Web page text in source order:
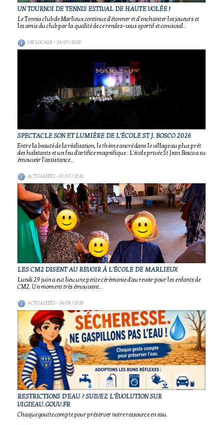
UN TOURNOI DE TENNIS ESTIVAL DE HAUTE VOLÉE !
Le Tennis club de Marlieux continue d'étonner et d'enchanter les joueurs et
les amis du club par la qualité de ce rendez-vous sportif et convivial..
VIE LOCALE- 24/07/2026
SPECTACLE SON ET LUMIÈRE DE L'ÉCOLE ST J. BOSCO 2026
Entre la beauté de la réalisation, le thème ancré dans le village au plus prêt
des habitants et un feu d'artifice magnifique : L'école privée St Jean Bosco a su
émouvoir l'assistance..
ACTUALITÉS- 03/07/2026
LES CM2 DISENT AU REVOIR À L'ÉCOLE DE MARLIEUX
Lundi 29 juin a eut lieu une petite cérémonie d'au revoir pour les enfants de
CM2. Un moment très émouvant..
ACTUALITÉS- 24/06/2026
RESTRICTIONS D'EAU ? SUIVEZ L'ÉVOLUTION SUR
VIGIEAU.GOUV.FR
Chaque goutte compte pour préserver notre ressource en eau.